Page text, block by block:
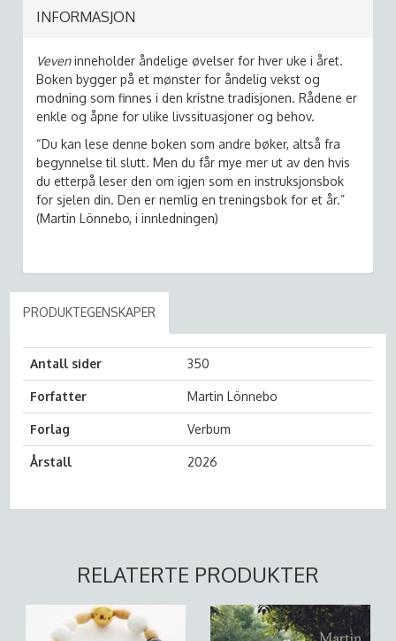
INFORMASJON
Veveninneholder åndelige øvelser for hver uke i året.
Boken bygger på et mønster for åndelig vekst og
modning som finnes i den kristne tradisjonen. Rådene er
enkle og åpne for ulike livssituasjoner og behov.
“Du kan lese denne boken som andre bøker, altså fra
begynnelse til slutt. Men du får mye mer ut av den hvis
du etterpå leser den om igjen som en instruksjonsbok
for sjelen din. Den er nemlig en treningsbok for et år.”
(Martin Lönnebo, i innledningen)
PRODUKTEGENSKAPER
Antall sider 350
Forfatter Martin Lönnebo
Forlag Verbum
Årstall 2026
RELATERTE PRODUKTER